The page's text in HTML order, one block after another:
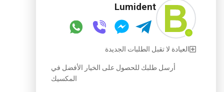
Lumident
العيادة لا تقبل الطلبات الجديدة
أرسل طلبك للحصول على الخيار الأفضل في
المكسيك